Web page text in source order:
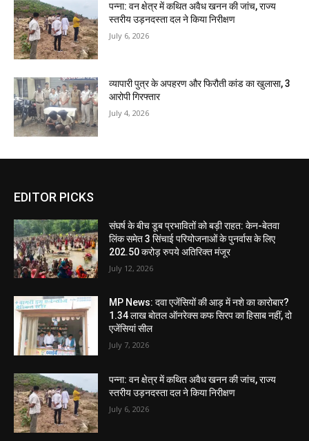
पन्ना: वन क्षेत्र में कथित अवैध खनन की जांच, राज्य
स्तरीय उड़नदस्ता दल ने किया निरीक्षण
July 6, 2026
व्यापारी पुत्र के अपहरण और फिरौती कांड का खुलासा, 3
आरोपी गिरफ्तार
July 4, 2026
EDITOR PICKS
संघर्ष के बीच डूब प्रभावितों को बड़ी राहत: केन-बेतवा
लिंक समेत 3 सिंचाई परियोजनाओं के पुनर्वास के लिए
202.50 करोड़ रुपये अतिरिक्त मंजूर
July 12, 2026
MP News: दवा एजेंसियों की आड़ में नशे का कारोबार?
1.34 लाख बोतल ऑनरेक्स कफ सिरप का हिसाब नहीं, दो
एजेंसियां सील
July 7, 2026
पन्ना: वन क्षेत्र में कथित अवैध खनन की जांच, राज्य
स्तरीय उड़नदस्ता दल ने किया निरीक्षण
July 6, 2026